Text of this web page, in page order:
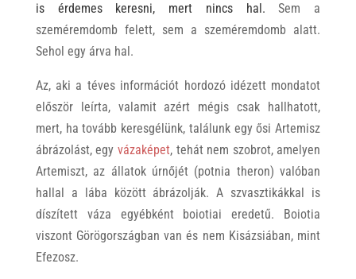
is érdemes keresni, mert nincs hal.Sem a
szeméremdomb felett, sem a szeméremdomb alatt.
Sehol egy árva hal.
Az, aki a téves információt hordozó idézett mondatot
először leírta, valamit azért mégis csak hallhatott,
mert, ha tovább keresgélünk, találunk egy ősi Artemisz
ábrázolást, egy vázaképet, tehát nem szobrot, amelyen
Artemiszt, az állatok úrnőjét (potnia theron) valóban
hallal a lába között ábrázolják. A szvasztikákkal is
díszített váza egyébként boiotiai eredetű. Boiotia
viszont Görögországban van és nem Kisázsiában, mint
Efezosz.